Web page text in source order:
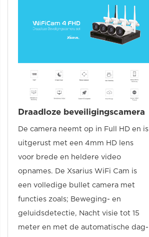
Draadloze beveiligingscamera
De camera neemt op in Full HD en is
uitgerust met een 4mm HD lens
voor brede en heldere video
opnames. De Xsarius WiFi Cam is
een volledige bullet camera met
functies zoals; Beweging- en
geluidsdetectie, Nacht visie tot 15
meter en met de automatische dag-